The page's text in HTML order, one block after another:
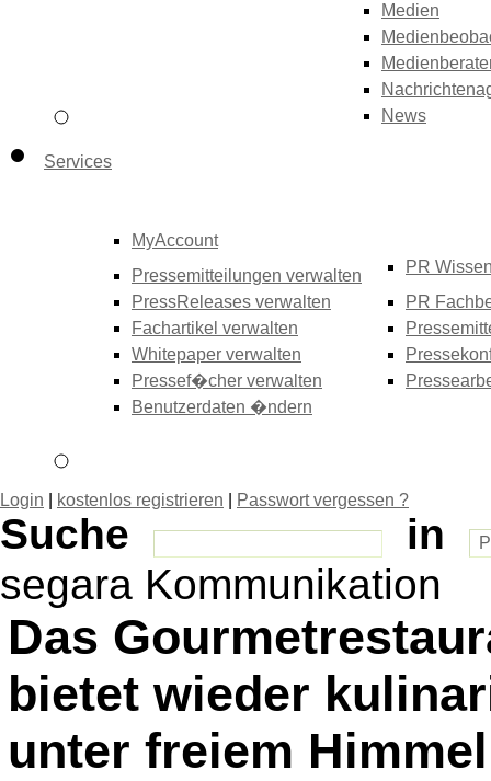
Medien
News
Services
MyAccount
Pressemitteilungen verwalten
PressReleases verwalten
Fachartikel verwalten
Whitepaper verwalten
Pressef�cher verwalten
Benutzerdaten �ndern
PR
PR
Login kostenlos registrieren Passwort vergessen ?
Suche
in
segara Kommunikation
Das
bietet wieder
unter freiem Himmel